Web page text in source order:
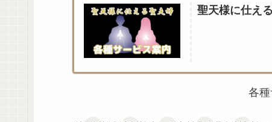
聖天様に仕え
各種